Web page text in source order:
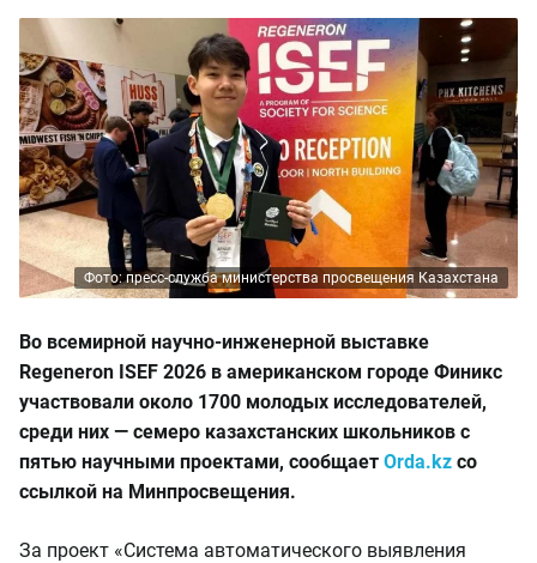
Фото: пресс-служба министерства просвещения Казахстана
Во всемирной научно-инженерной выставке
Regeneron ISEF 2026 в американском городе Финикс
участвовали около 1700 молодых исследователей,
среди них — семеро казахстанских школьников с
пятью научными проектами, сообщает Orda.kz со
ссылкой на Минпросвещения.
За проект «Система автоматического выявления